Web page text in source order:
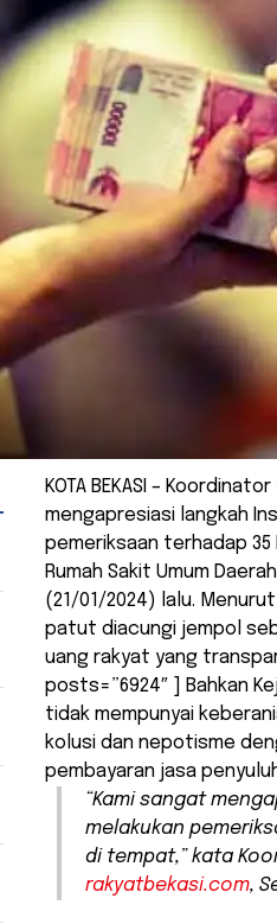
KOTA BEKASI –
mengapresiasi langkah
pemeriksaan terhadap
Rumah Sakit Umum
(21/01/2024) lalu.
patut diacungi jempol
uang rakyat yang
posts=”6924″ ] Bahkan
tidak mempunyai
kolusi dan nepotisme
pembayaran jasa
“Kami sangat
melakukan
di tempat,” kata
rakyatbekasi.com,